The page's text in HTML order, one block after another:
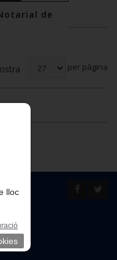
de
per pàgina
lloc